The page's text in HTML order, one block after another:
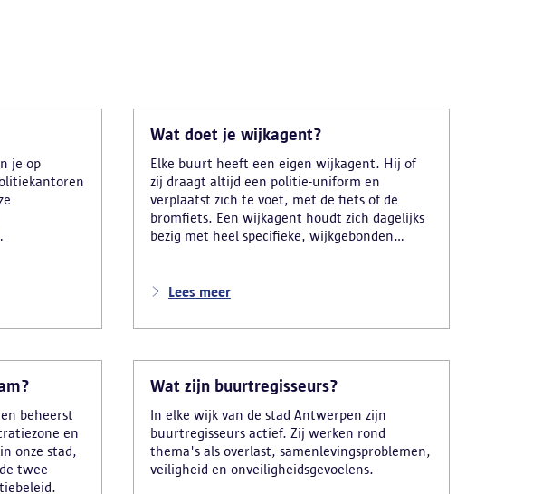
je op
Wat doet je wijkagent?
Elke buurt heeft een eigen wijkagent. Hij of
zij draagt altijd een politie-uniform en
verplaatst zich te voet, met de fiets of de
bromfiets. Een wijkagent houdt zich dagelijks
bezig met heel specifieke, wijkgebonden
Lees meer
beheerst
en
onze stad,
twee
Wat zijn buurtregisseurs?
In elke wijk van de stad Antwerpen zijn
buurtregisseurs actief. Zij werken rond
thema's als overlast, samenlevingsproblemen,
veiligheid en onveiligheidsgevoelens.